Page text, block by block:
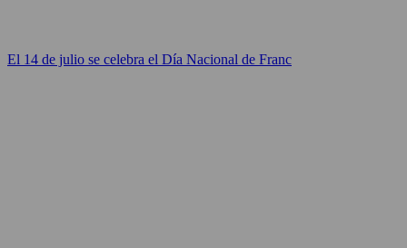
El 14 de julio se celebra el Día Nacional de Franc